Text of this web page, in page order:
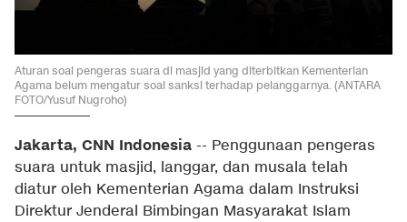
Aturan soal pengeras suara di masjid yang diterbitkan Kementerian
Agama belum mengatur soal sanksi terhadap pelanggarnya. (ANTARA
FOTO/Yusuf Nugroho)
Jakarta, CNN Indonesia -- Penggunaan pengeras
suara untuk masjid, langgar, dan musala telah
diatur oleh Kementerian Agama dalam Instruksi
Direktur Jenderal Bimbingan Masyarakat Islam